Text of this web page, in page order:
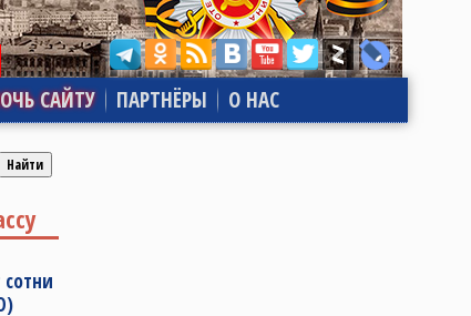
САЙТУ ПАРТНЁРЫ О НАС